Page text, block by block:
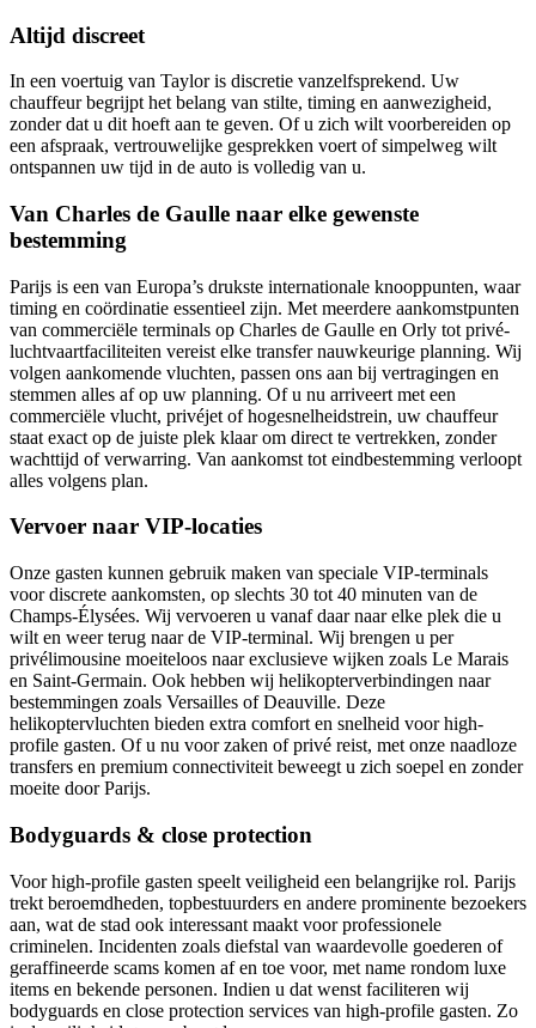
Altijd discreet
In een voertuig van Taylor is discretie vanzelfsprekend. Uw
chauffeur begrijpt het belang van stilte, timing en aanwezigheid,
zonder dat u dit hoeft aan te geven. Of u zich wilt voorbereiden op
een afspraak, vertrouwelijke gesprekken voert of simpelweg wilt
ontspannen uw tijd in de auto is volledig van u.
Van Charles de Gaulle naar elke gewenste
bestemming
Parijs is een van Europa’s drukste internationale knooppunten, waar
timing en coördinatie essentieel zijn. Met meerdere aankomstpunten
van commerciële terminals op Charles de Gaulle en Orly tot privé-
luchtvaartfaciliteiten vereist elke transfer nauwkeurige planning. Wij
volgen aankomende vluchten, passen ons aan bij vertragingen en
stemmen alles af op uw planning. Of u nu arriveert met een
commerciële vlucht, privéjet of hogesnelheidstrein, uw chauffeur
staat exact op de juiste plek klaar om direct te vertrekken, zonder
wachttijd of verwarring. Van aankomst tot eindbestemming verloopt
alles volgens plan.
Vervoer naar VIP-locaties
Onze gasten kunnen gebruik maken van speciale VIP-terminals
voor discrete aankomsten, op slechts 30 tot 40 minuten van de
Champs-Élysées. Wij vervoeren u vanaf daar naar elke plek die u
wilt en weer terug naar de VIP-terminal. Wij brengen u per
privélimousine moeiteloos naar exclusieve wijken zoals Le Marais
en Saint-Germain. Ook hebben wij helikopterverbindingen naar
bestemmingen zoals Versailles of Deauville. Deze
helikoptervluchten bieden extra comfort en snelheid voor high-
profile gasten. Of u nu voor zaken of privé reist, met onze naadloze
transfers en premium connectiviteit beweegt u zich soepel en zonder
moeite door Parijs.
Bodyguards & close protection
Voor high-profile gasten speelt veiligheid een belangrijke rol. Parijs
trekt beroemdheden, topbestuurders en andere prominente bezoekers
aan, wat de stad ook interessant maakt voor professionele
criminelen. Incidenten zoals diefstal van waardevolle goederen of
geraffineerde scams komen af en toe voor, met name rondom luxe
items en bekende personen. Indien u dat wenst faciliteren wij
bodyguards en close protection services van high-profile gasten. Zo